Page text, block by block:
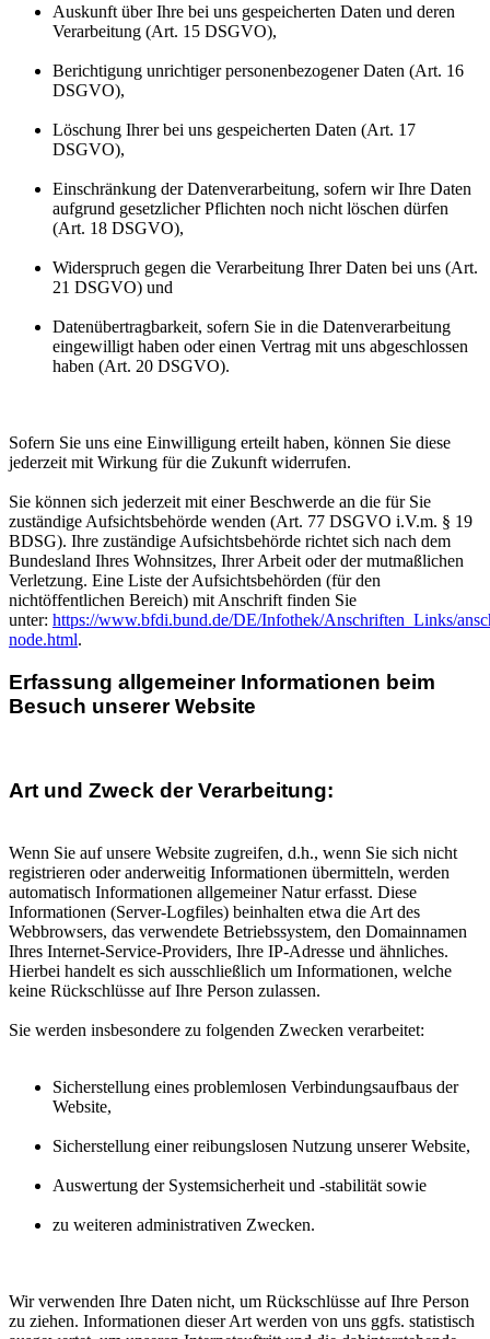
Auskunft über Ihre bei uns gespeicherten Daten und deren
Verarbeitung (Art. 15 DSGVO),
Berichtigung unrichtiger personenbezogener Daten (Art. 16
DSGVO),
Löschung Ihrer bei uns gespeicherten Daten (Art. 17
DSGVO),
Einschränkung der Datenverarbeitung, sofern wir Ihre Daten
aufgrund gesetzlicher Pflichten noch nicht löschen dürfen
(Art. 18 DSGVO),
Widerspruch gegen die Verarbeitung Ihrer Daten bei uns (Art.
21 DSGVO) und
Datenübertragbarkeit, sofern Sie in die Datenverarbeitung
eingewilligt haben oder einen Vertrag mit uns abgeschlossen
haben (Art. 20 DSGVO).
Sofern Sie uns eine Einwilligung erteilt haben, können Sie diese
jederzeit mit Wirkung für die Zukunft widerrufen.
Sie können sich jederzeit mit einer Beschwerde an die für Sie
zuständige Aufsichtsbehörde wenden (Art. 77 DSGVO i.V.m. § 19
BDSG). Ihre zuständige Aufsichtsbehörde richtet sich nach dem
Bundesland Ihres Wohnsitzes, Ihrer Arbeit oder der mutmaßlichen
Verletzung. Eine Liste der Aufsichtsbehörden (für den
nichtöffentlichen Bereich) mit Anschrift finden Sie
unter: https://www.bfdi.bund.de/DE/Infothek/Anschriften_Links/
node.html.
Erfassung allgemeiner Informationen beim
Besuch unserer Website
Art und Zweck der Verarbeitung:
Wenn Sie auf unsere Website zugreifen, d.h., wenn Sie sich nicht
registrieren oder anderweitig Informationen übermitteln, werden
automatisch Informationen allgemeiner Natur erfasst. Diese
Informationen (Server-Logfiles) beinhalten etwa die Art des
Webbrowsers, das verwendete Betriebssystem, den Domainnamen
Ihres Internet-Service-Providers, Ihre IP-Adresse und ähnliches.
Hierbei handelt es sich ausschließlich um Informationen, welche
keine Rückschlüsse auf Ihre Person zulassen.
Sie werden insbesondere zu folgenden Zwecken verarbeitet:
Sicherstellung eines problemlosen Verbindungsaufbaus der
Website,
Sicherstellung einer reibungslosen Nutzung unserer Website,
Auswertung der Systemsicherheit und -stabilität sowie
zu weiteren administrativen Zwecken.
Wir verwenden Ihre Daten nicht, um Rückschlüsse auf Ihre Person
zu ziehen. Informationen dieser Art werden von uns ggfs. statistisch